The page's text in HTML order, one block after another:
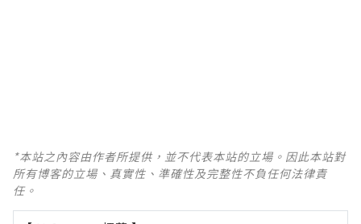
*本站之內容由作者所提供，並不代表本站的立場。因此本站對
所有博客的立場、真實性、準確性及完整性不負任何法律責
任。